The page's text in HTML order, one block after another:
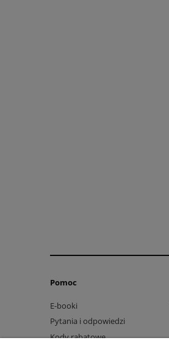
Pomoc
E-booki
Pytania i odpowiedzi
Kody rabatowe